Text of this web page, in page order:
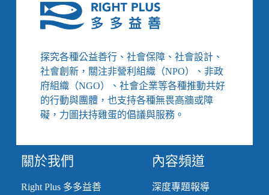
探究各種公益善行、社會保障、社會設計、
社會創新，關注非營利組織（NPO）、非政
府組織（NGO）、社會企業等各種推動共好
的行動與團體，也支持各種無畏高牆或障
礙，力圖扶持雞蛋的倡議與服務。
關於我們
Right Plus 多多益善
內容頻道
深度專題報導